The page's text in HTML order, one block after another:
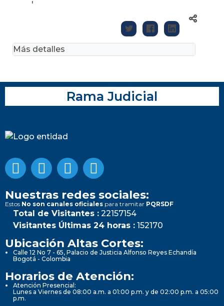
'
Más detalles
Rama Judicial
Nuestras redes sociales:
Estos No son canales oficiales para tramitar PQRSDF
Total de Visitantes : 22157154
Visitantes Últimas 24 horas : 152170
Ubicación Altas Cortes:
Calle 12 No 7 - 65, Palacio de Justicia Alfonso Reyes Echandía
Bogotá - Colombia
Horarios de Atención:
Atención Presencial:
Lunes a Viernes de 08:00 a.m. a 01:00 p.m. y de 02:00 p.m. a 05:00
p.m.